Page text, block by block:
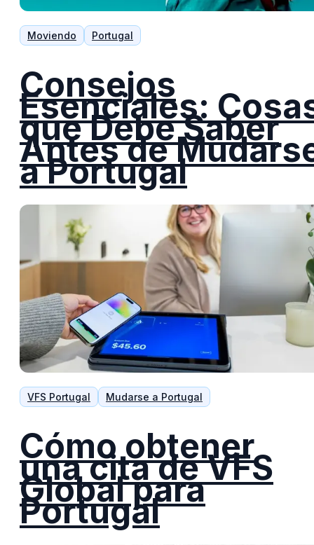
Moviendo Portugal
Consejos
Esenciales:
que Debe Saber
Antes de
a Portugal
VFS Portugal Mudarse a Portugal
Cómo obtener
una cita de VFS
Global para
Portugal